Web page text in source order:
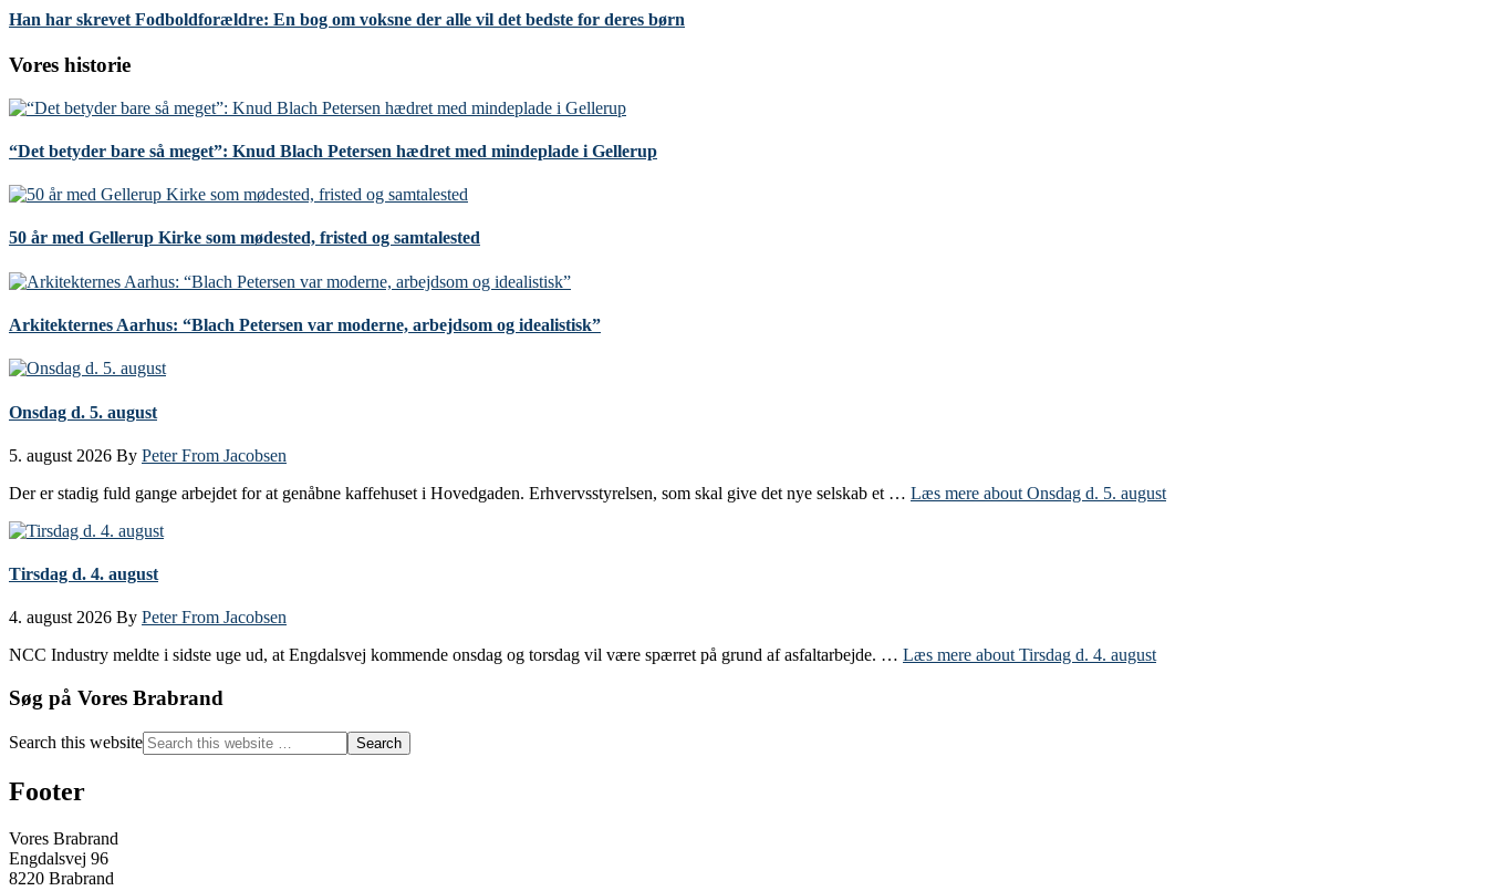
Han har skrevet Fodboldforældre: En bog om voksne der alle vil det bedste for deres børn
Vores historie
“Det betyder bare så meget”: Knud Blach Petersen hædret med mindeplade i Gellerup
50 år med Gellerup Kirke som mødested, fristed og samtalested
Arkitekternes Aarhus: “Blach Petersen var moderne, arbejdsom og idealistisk”
Onsdag d. 5. august
5. august 2026 By Peter From Jacobsen
Der er stadig fuld gange arbejdet for at genåbne kaffehuset i Hovedgaden. Erhvervsstyrelsen, som skal give det nye selskab et … Læs mere about Onsdag d. 5. august
Tirsdag d. 4. august
4. august 2026 By Peter From Jacobsen
NCC Industry meldte i sidste uge ud, at Engdalsvej kommende onsdag og torsdag vil være spærret på grund af asfaltarbejde. … Læs mere about Tirsdag d. 4. august
Søg på Vores Brabrand
Search this website
Footer
Vores Brabrand
Engdalsvej 96
8220 Brabrand